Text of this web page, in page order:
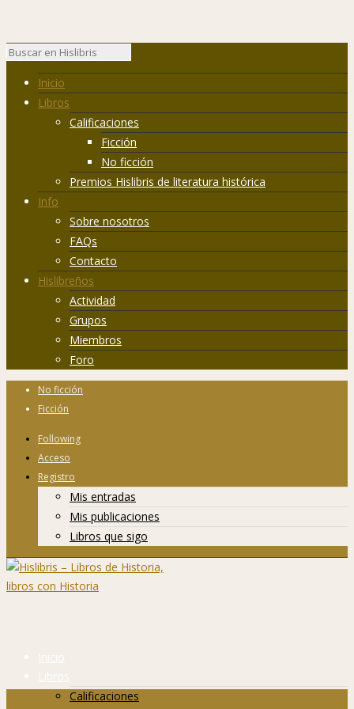
Inicio
Libros
Calificaciones
Ficción
No ficción
Premios Hislibris de literatura histórica
Info
Sobre nosotros
FAQs
Contacto
Hislibreños
Actividad
Grupos
Miembros
Foro
No ficción
Ficción
Following
Acceso
Registro
Mis entradas
Mis publicaciones
Libros que sigo
Inicio
Libros
Calificaciones